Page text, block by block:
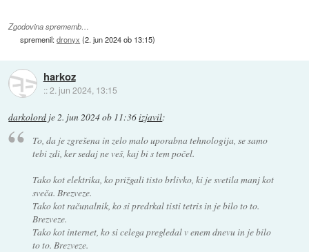
Zgodovina sprememb…
spremenil:dronyx (2. jun 2024 ob 13:15)
harkoz
::2. jun 2024, 13:15
darkolord je2. jun 2024 ob 11:36izjavil:
To, da je zgrešena in zelo malo uporabna tehnologija, se samo
tebi zdi, ker sedaj ne veš, kaj bi s tem počel.
Tako kot elektrika, ko prižgali tisto brlivko, ki je svetila manj kot
sveča. Brezveze.
Tako kot računalnik, ko si predrkal tisti tetris in je bilo to to.
Brezveze.
Tako kot internet, ko si celega pregledal v enem dnevu in je bilo
to to. Brezveze.